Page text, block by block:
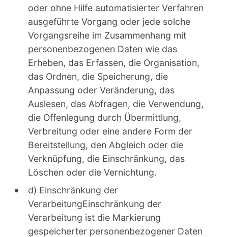
oder ohne Hilfe automatisierter Verfahren
ausgeführte Vorgang oder jede solche
Vorgangsreihe im Zusammenhang mit
personenbezogenen Daten wie das
Erheben, das Erfassen, die Organisation,
das Ordnen, die Speicherung, die
Anpassung oder Veränderung, das
Auslesen, das Abfragen, die Verwendung,
die Offenlegung durch Übermittlung,
Verbreitung oder eine andere Form der
Bereitstellung, den Abgleich oder die
Verknüpfung, die Einschränkung, das
Löschen oder die Vernichtung.
d) Einschränkung der
VerarbeitungEinschränkung der
Verarbeitung ist die Markierung
gespeicherter personenbezogener Daten